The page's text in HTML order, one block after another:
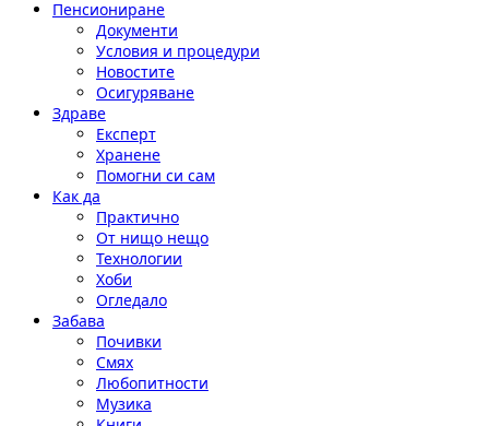
Пенсиониране
Документи
Условия и процедури
Новостите
Осигуряване
Здраве
Експерт
Хранене
Помогни си сам
Как да
Практично
От нищо нещо
Технологии
Хоби
Огледало
Забава
Почивки
Смях
Любопитности
Музика